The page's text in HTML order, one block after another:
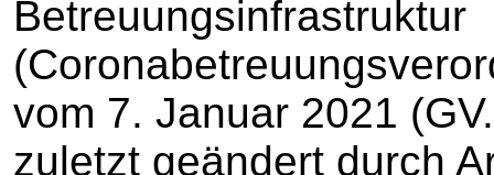
Betreuungsinfrastruktur
vom 7. Januar 2021
zuletzt geändert durch